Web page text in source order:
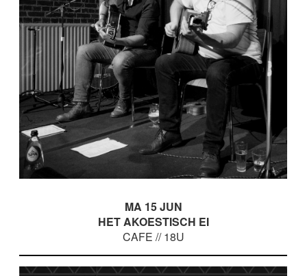
MA 15 JUN
HET AKOESTISCH EI
CAFE // 18U